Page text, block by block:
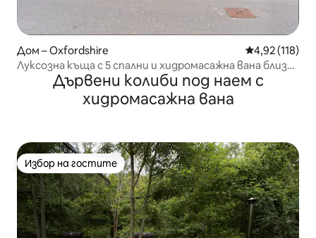
Дом – Oxfordshire Средна
4,92 (118)
Луксозна къща с 5 спални и хидромасажна вана близо
до Бистър Вилидж
Дървени колиби под наем с
хидромасажна вана
Избор на гостите
Избор на гостите